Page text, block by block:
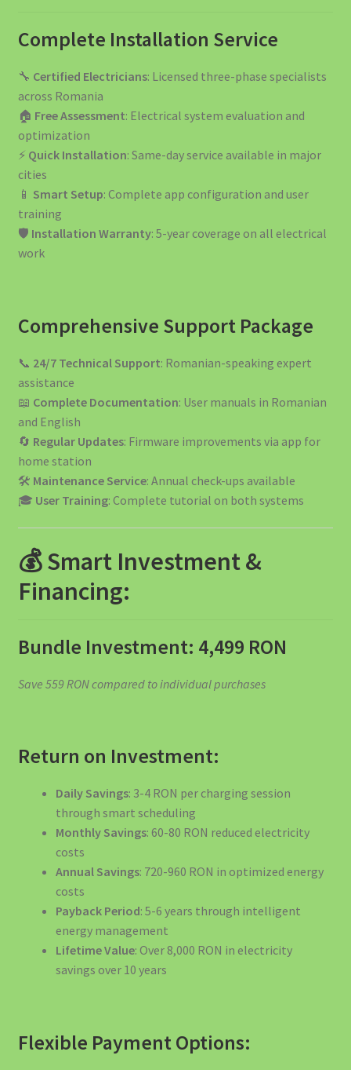
Complete Installation Service
🔧 Certified Electricians: Licensed three-phase specialists
across Romania
🏠 Free Assessment: Electrical system evaluation and
optimization
⚡ Quick Installation: Same-day service available in major
cities
📱 Smart Setup: Complete app configuration and user
training
🛡️ Installation Warranty: 5-year coverage on all electrical
work
Comprehensive Support Package
📞 24/7 Technical Support: Romanian-speaking expert
assistance
📖 Complete Documentation: User manuals in Romanian
and English
🔄 Regular Updates: Firmware improvements via app for
home station
🛠️ Maintenance Service: Annual check-ups available
🎓 User Training: Complete tutorial on both systems
💰 Smart Investment &
Financing:
Bundle Investment: 4,499 RON
Save 559 RON compared to individual purchases
Return on Investment:
Daily Savings: 3-4 RON per charging session
through smart scheduling
Monthly Savings: 60-80 RON reduced electricity
costs
Annual Savings: 720-960 RON in optimized energy
costs
Payback Period: 5-6 years through intelligent
energy management
Lifetime Value: Over 8,000 RON in electricity
savings over 10 years
Flexible Payment Options: